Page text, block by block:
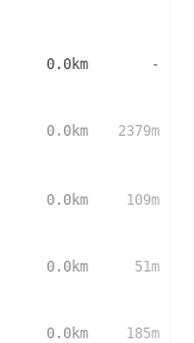
0.0km -
0.0km 2379m
0.0km 109m
0.0km 51m
0.0km 185m